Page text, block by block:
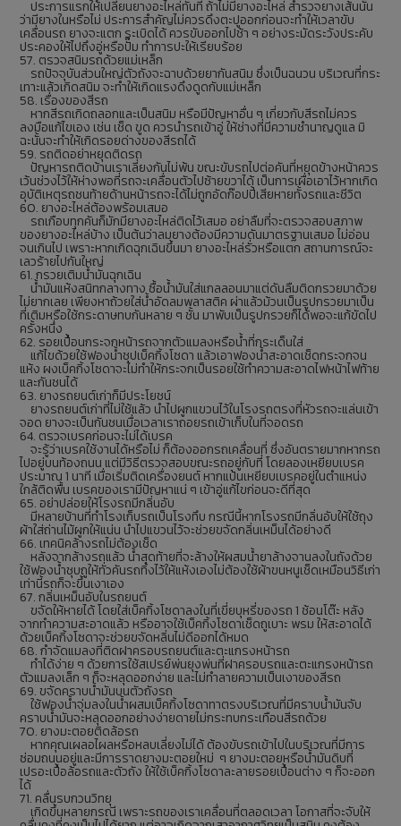
ประการแรกให้เปลี่ยนยางอะไหล่ทันที ถ้าไม่มียางอะไหล่ สำรวจยางเส้นนั้น
ว่ามียางในหรือไม่ ประการสำคัญไม่ควรดึงตะปูออกก่อนจะทำให้เวลาขับ
เคลื่อนรถ ยางจะแตก ระเบิดได้ ควรขับออกไปช้า ๆ อย่างระมัดระวังประคับ
ประคองให้ไปถึงอู่หรือปั๊ม ทำการปะให้เรียบร้อย
57. ตรวจสนิมรถด้วยแม่เหล็ก
รถปัจจุบันส่วนใหญ่ตัวถังจะฉาบด้วยยากันสนิม ซึ่งเป็นฉนวน บริเวณที่กระ
เทาะแล้วเกิดสนิม จะทำให้เกิดแรงดึงดูดกับแม่เหล็ก
58. เรื่องของสีรถ
หากสีรถเกิดถลอกและเป็นสนิม หรือมีปัญหาอื่น ๆ เกี่ยวกับสีรถไม่ควร
ลงมือแก้ไขเอง เช่น เช็ด ขูด ควรนำรถเข้าอู่ ให้ช่างที่มีความชำนาญดูแล มิ
ฉะนั้นจะทำให้เกิดรอยด่างของสีรถได้
59. รถติดอย่าหยุดติดรถ
ปัญหารถติดบ้านเราเลี่ยงกันไม่พ้น ขณะขับรถไปต่อคันที่หยุดข้างหน้าควร
เว้นช่วงไว้ให้ห่างพอที่รถจะเคลื่อนตัวไปซ้ายขวาได้ เป็นการเผื่อเอาไว้หากเกิด
อุบัติเหตุรถชนท้ายด้านหน้ารถจะได้ไม่ถูกอัดก๊อปปี้เสียหายทั้งรถและชีวิต
60. ยางอะไหล่ต้องพร้อมเสมอ
รถเกือบทุกคันก็มักมียางอะไหล่ติดไว้เสมอ อย่าลืมที่จะตรวจสอบสภาพ
ของยางอะไหล่บ้าง เป็นต้นว่าลมยางต้องมีความดันมาตรฐานเสมอ ไม่อ่อน
จนเกินไป เพราะหากเกิดฉุกเฉินขึ้นมา ยางอะไหล่รั่วหรือแตก สถานการณ์จะ
เลวร้ายไปกันใหญ่
61. กรวยเติมน้ำมันฉุกเฉิน
น้ำมันแห้งสนิทกลางทาง ซื้อน้ำมันใส่แกลลอนมาแต่ดันลืมติดกรวยมาด้วย
ไม่ยากเลย เพียงหาถ้วยใส่น้ำอัดลมพลาสติค ผ่าแล้วม้วนเป็นรูปกรวยมาเป็น
ที่เติมหรือใช้กระดาษทบกันหลาย ๆ ชั้น มาพับเป็นรูปกรวยก็ได้พอจะแก้ขัดไป
ครั้งหนึ่ง
62. รอยเปื้อนกระจกหน้ารถจากตัวแมลงหรือน้ำที่กระเด็นใส่
แก้ไขด้วยใช้ฟองน้ำชุปเบ็คกิ้งโซดา แล้วเอาฟองน้ำสะอาดเช็ดกระจกจน
แห้ง ผงเบ็คกิ้งโซดาจะไม่ทำให้กระจกเป็นรอยใช้ทำความสะอาดไฟหน้าไฟท้าย
และกันชนได้
63. ยางรถยนต์เก่าก็มีประโยชน์
ยางรถยนต์เก่าที่ไม่ใช้แล้ว นำไปผูกแขวนไว้ในโรงรถตรงที่หัวรถจะแล่นเข้า
จอด ยางจะเป็นกันชนเมื่อเวลาเราถอยรถเข้าเก็บในที่จอดรถ
64. ตรวจเบรคก่อนจะไม่ได้เบรค
จะรู้ว่าเบรคใช้งานได้หรือไม่ ก็ต้องออกรถเคลื่อนที่ ซึ่งอันตรายมากหากรถ
ไปอยู่บนท้องถนน แต่มีวิธีตรวจสอบขณะรถอยู่กับที่ โดยลองเหยียบเบรค
ประมาณ 1 นาที เมื่อเริ่มติดเครื่องยนต์ หากแป้นเหยียบเบรคอยู่ในตำแหน่ง
ใกล้ติดพื้น เบรคของเรามีปัญหาแน่ ๆ เข้าอู่แก้ไขก่อนจะดีที่สุด
65. อย่าปล่อยให้โรงรถมีกลิ่นอับ
มีหลายบ้านที่ทำโรงเก็บรถเป็นโรงทึบ กรณีนี้หากโรงรถมีกลิ่นอับให้ใช้ถุง
ผ้าใส่ถ่านไม้ผูกให้แน่น นำไปแขวนไว้จะช่วยขจัดกลิ่นเหม็นได้อย่างดี
66. เทคนิคล้างรถไม่ต้องเช็ด
หลังจากล้างรถแล้ว น้ำสุดท้ายที่จะล้างให้ผสมน้ำยาล้างจานลงในถังด้วย
ใช้ฟองน้ำชุบถูให้ทั่วคันรถทิ้งไว้ให้แห้งเองไม่ต้องใช้ผ้าขนหนูเช็ดเหมือนวิธีเก่า
เท่านี้รถก็จะขึ้นเงาเอง
67. กลิ่นเหม็นอับในรถยนต์
ขจัดให้หายได้ โดยใส่เบ็คกิ้งโซดาลงในที่เขี่ยบุหรี่ของรถ 1 ช้อนโต๊ะ หลัง
จากทำความสะอาดแล้ว หรืออาจใช้เบ็คกิ้งโซดาเช็ดถูเบาะ พรม ให้สะอาดได้
ด้วยเบ็คกิ้งโซดาจะช่วยขจัดหลิ่นไม่ดีออกได้หมด
68. กำจัดแมลงที่ติดฝาครอบรถยนต์และตะแกรงหน้ารถ
ทำได้ง่าย ๆ ด้วยการใช้สเปรย์พ่นยุงพ่นที่ฝาครอบรถและตะแกรงหน้ารถ
ตัวแมลงเล็ก ๆ ก็จะหลุดออกง่าย และไม่ทำลายความเป็นเงาของสีรถ
69. ขจัดคราบน้ำมันบนตัวถังรถ
ใช้ฟองน้ำจุ่มลงในน้ำผสมเบ็คกิ้งโซดาทาตรงบริเวณที่มีคราบน้ำมันจับ
คราบน้ำมันจะหลุดออกอย่างง่ายดายไม่กระทบกระเทือนสีรถด้วย
70. ยางมะตอยติดล้อรถ
หากคุณเผลอไผลหรือหลบเลี่ยงไม่ได้ ต้องขับรถเข้าไปในบริเวณที่มีการ
ซ่อมถนนอยู่และมีการราดยางมะตอยใหม่ ๆ ยางมะตอยหรือน้ำมันดิบที่
เปรอะเปื้อล้อรถและตัวถัง ให้ใช้เบ็คกิ้งโซดาละลายรอยเปื้อนต่าง ๆ ก็จะออก
ได้
71. คลื่นรบกวนวิทยุ
เกิดขึ้นหลายกรณี เพราะรถของเราเคลื่อนที่ตลอดเวลา โอกาสที่จะจับให้